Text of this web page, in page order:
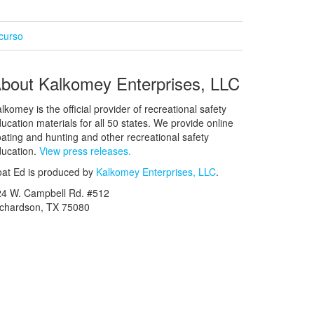
Kalkomey Enterprises, LLC
is the official provider of recreational safety
materials for all 50 states. We provide online
and hunting and other recreational safety
View press releases.
Ed is produced by Kalkomey Enterprises, LLC.
W. Campbell Rd. #512
TX 75080